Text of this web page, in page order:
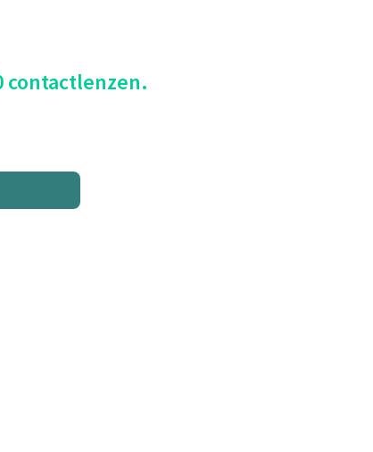
contactlenzen.